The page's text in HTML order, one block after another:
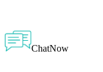
ChatNow